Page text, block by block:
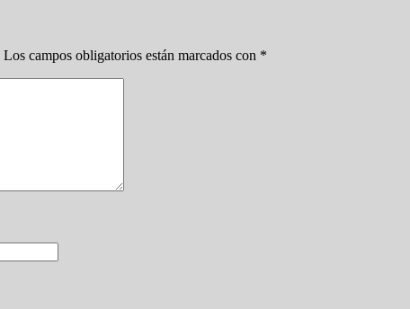
Los campos obligatorios están marcados con *